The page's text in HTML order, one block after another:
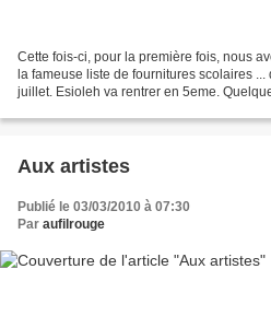
Cette fois-ci, pour la première fois, nous
la fameuse liste de fournitures scolaires
juillet. Esioleh va rentrer en 5eme.
Aux artistes
Publié le 03/03/2010 à 07:30
Par aufilrouge